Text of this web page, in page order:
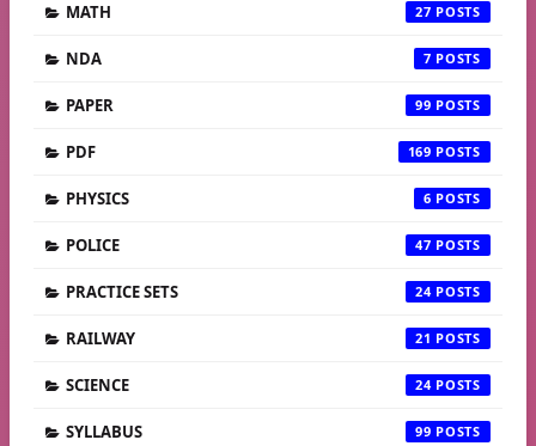
MATH 27
NDA 7
PAPER 99
PDF 169
PHYSICS 6
POLICE 47
PRACTICE SETS 24
RAILWAY 21
SCIENCE 24
SYLLABUS 99